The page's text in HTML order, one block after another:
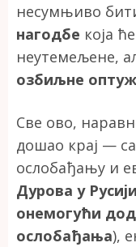
несумњиво
нагодбе која
неутемељене,
озбиљне
Све ово,
дошао крај —
ослобађању и
Дурова у Русији
онемогући
ослобађања),